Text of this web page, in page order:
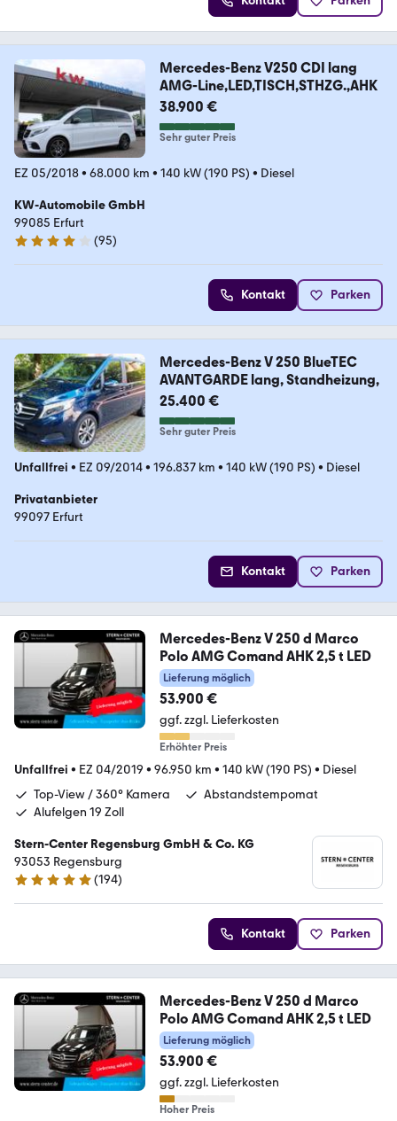
Mercedes-Benz V250 CDI lang
AMG-Line,LED,TISCH,STHZG.,AHK
38.900 €
Sehr guter Preis
EZ 05/2018• 68.000 km • 140 kW (190 PS) • Diesel
KW-Automobile GmbH
99085 Erfurt
4.2 Sterne
(95)
Kontakt Parken
Mercedes-Benz V 250 BlueTEC
AVANTGARDE lang, Standheizung,
25.400 €
Sehr guter Preis
Unfallfrei • EZ 09/2014• 196.837 km • 140 kW (190 PS) • Diesel
Privatanbieter
99097 Erfurt
Kontakt Parken
Mercedes-Benz V 250 d Marco
Polo AMG Comand AHK 2,5 t LED
Lieferung möglich
53.900 €
ggf. zzgl. Lieferkosten
Erhöhter Preis
Unfallfrei • EZ 04/2019 • 96.950 km • 140 kW (190 PS) • Diesel
Top-View / 360° Kamera
Abstandstempomat
Alufelgen 19 Zoll
Stern-Center Regensburg GmbH & Co. KG
93053 Regensburg
5 Sterne
(194)
Kontakt Parken
Mercedes-Benz V 250 d Marco
Polo AMG Comand AHK 2,5 t LED
Lieferung möglich
53.900 €
ggf. zzgl. Lieferkosten
Hoher Preis